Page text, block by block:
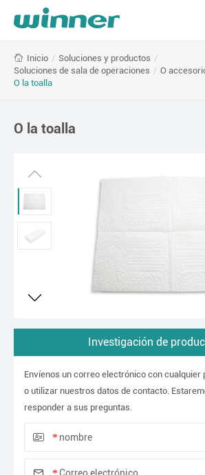
toalla
Inicio / Soluciones y productos /
Soluciones de sala de operaciones / O
O la toalla
O la toalla
Investigación de
Envíenos un correo electrónico con cualquier
o utilizar nuestros datos de contacto.
responder a sus preguntas.